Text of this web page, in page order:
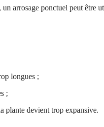
arrosage ponctuel peut être
longues ;
;
plante devient trop expansive.